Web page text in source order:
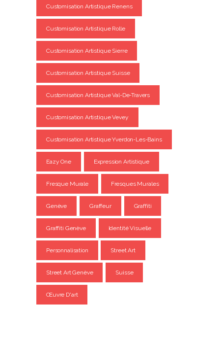
Customisation Artistique Renens
Customisation Artistique Rolle
Customisation Artistique Sierre
Customisation Artistique Suisse
Customisation Artistique Val-De-Travers
Customisation Artistique Vevey
Customisation Artistique Yverdon-Les-Bains
Eazy One Expression Artistique
Fresque Murale Fresques Murales
Genève Graffeur Graffiti
Graffiti Genève Identité Visuelle
Personnalisation Street Art
Street Art Genève Suisse
Œuvre D'art